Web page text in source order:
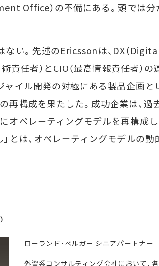
Office）の不備にある。頭では分
ない。先述のEricssonは、DX（
責任者）とCIO（最高情報責任者）
ャイル開発の対極にある製品企画と
再構成を果たした。成功企業は、過
オペレーティングモデルを再構成
」とは、オペレーティングモデルの動
ローランド・ベルガー シニアパートナー
外資系コンサルティング会社において、